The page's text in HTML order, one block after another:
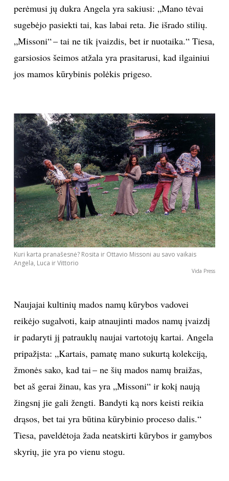
perėmusi jų dukra Angela yra sakiusi: „Mano tėvai
sugebėjo pasiekti tai, kas labai reta. Jie išrado stilių.
„Missoni“ – tai ne tik įvaizdis, bet ir nuotaika.“ Tiesa,
garsiosios šeimos atžala yra prasitarusi, kad ilgainiui
jos mamos kūrybinis polėkis prigeso.
Kuri karta pranašesnė? Rosita ir Ottavio Missoni au savo vaikais
Angela, Luca ir Vittorio
Vida Press
Naujajai kultinių mados namų kūrybos vadovei
reikėjo sugalvoti, kaip atnaujinti mados namų įvaizdį
ir padaryti jį patrauklų naujai vartotojų kartai. Angela
pripažįsta: „Kartais, pamatę mano sukurtą kolekciją,
žmonės sako, kad tai – ne šių mados namų braižas,
bet aš gerai žinau, kas yra „Missoni“ ir kokį naują
žingsnį jie gali žengti. Bandyti ką nors keisti reikia
drąsos, bet tai yra būtina kūrybinio proceso dalis.“
Tiesa, paveldėtoja žada neatskirti kūrybos ir gamybos
skyrių, jie yra po vienu stogu.